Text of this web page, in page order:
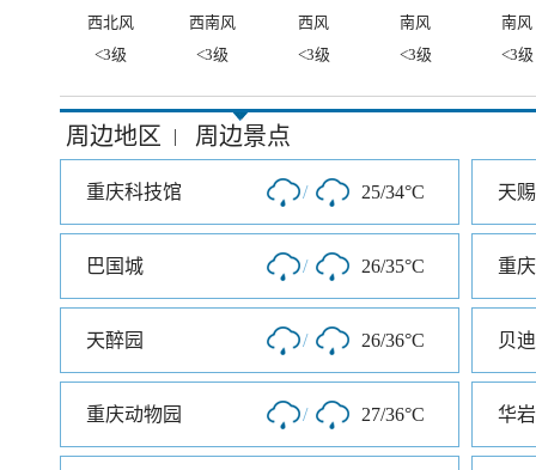
西北风 西南风 西风 南风
南风
<3级
<3级 <3级 <3级 <3级
周边地区 | 周边景点
重庆科技馆 / 25/34°C 天
巴国城 / 26/35°C 重
天醉园 / 26/36°C
重庆动物园 / 27/36°C 华